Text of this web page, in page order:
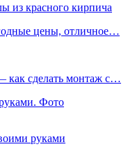
из красного кирпича
цены, отличное…
как сделать монтаж с…
Фото
руками